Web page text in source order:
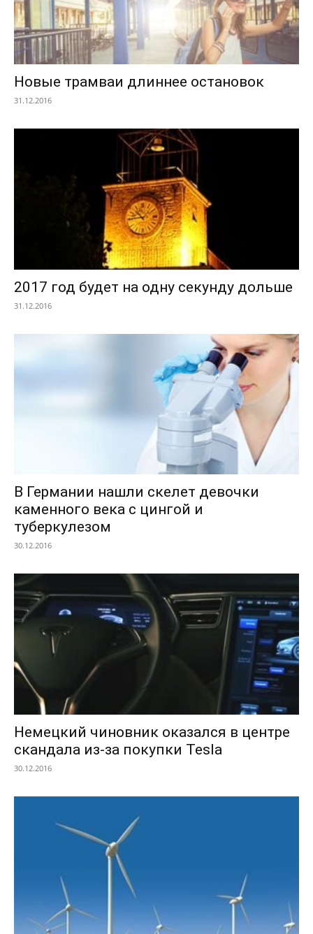
Новые трамваи длиннее остановок
31.12.2016
2017 год будет на одну секунду дольше
31.12.2016
В Германии нашли скелет девочки
каменного века с цингой и
туберкулезом
30.12.2016
Немецкий чиновник оказался в центре
скандала из-за покупки Tesla
30.12.2016